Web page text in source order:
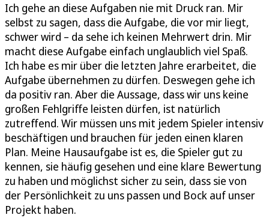
Ich gehe an diese Aufgaben nie mit Druck ran. Mir
selbst zu sagen, dass die Aufgabe, die vor mir liegt,
schwer wird – da sehe ich keinen Mehrwert drin. Mir
macht diese Aufgabe einfach unglaublich viel Spaß.
Ich habe es mir über die letzten Jahre erarbeitet, die
Aufgabe übernehmen zu dürfen. Deswegen gehe ich
da positiv ran. Aber die Aussage, dass wir uns keine
großen Fehlgriffe leisten dürfen, ist natürlich
zutreffend. Wir müssen uns mit jedem Spieler intensiv
beschäftigen und brauchen für jeden einen klaren
Plan. Meine Hausaufgabe ist es, die Spieler gut zu
kennen, sie häufig gesehen und eine klare Bewertung
zu haben und möglichst sicher zu sein, dass sie von
der Persönlichkeit zu uns passen und Bock auf unser
Projekt haben.